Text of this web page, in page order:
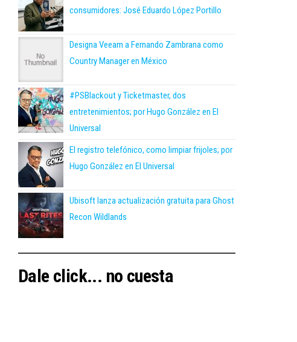
consumidores: José Eduardo López Portillo
Designa Veeam a Fernando Zambrana como
Country Manager en México
#PSBlackout y Ticketmaster, dos
entretenimientos; por Hugo González en El
Universal
El registro telefónico, como limpiar frijoles; por
Hugo González en El Universal
Ubisoft lanza actualización gratuita para Ghost
Recon Wildlands
Dale click... no cuesta